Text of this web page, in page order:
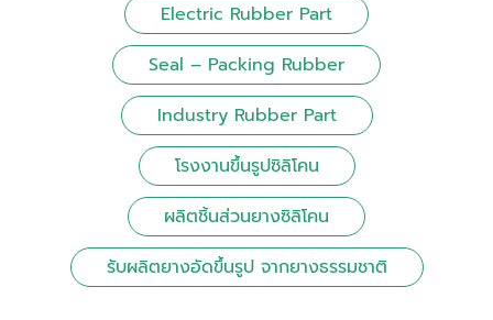
Electric Rubber Part
Seal – Packing Rubber
Industry Rubber Part
โรงงานขึ้นรูปซิลิโคน
ผลิตชิ้นส่วนยางซิลิโคน
รับผลิตยางอัดขึ้นรูป จากยางธรรมชาติ